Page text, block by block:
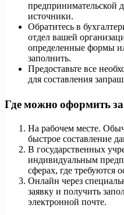
предпринимательской
источники.
Обратитесь в
отдел вашей
определенные формы
заполнить.
Предоставьте все
для составления
Где можно оформить
На рабочем месте.
быстрое составление
В государственных
индивидуальным
сферах, где требуются
Онлайн через
заявку и получить
электронной почте.